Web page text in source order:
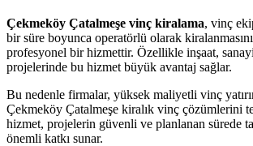
Çekmeköy Çatalmeşe vinç kiralama, vinç
bir süre boyunca operatörlü olarak
profesyonel bir hizmettir. Özellikle inşaat,
projelerinde bu hizmet büyük avantaj sağlar.
Bu nedenle firmalar, yüksek maliyetli vinç
Çekmeköy Çatalmeşe kiralık vinç çözümlerini
hizmet, projelerin güvenli ve planlanan sürede
önemli katkı sunar.